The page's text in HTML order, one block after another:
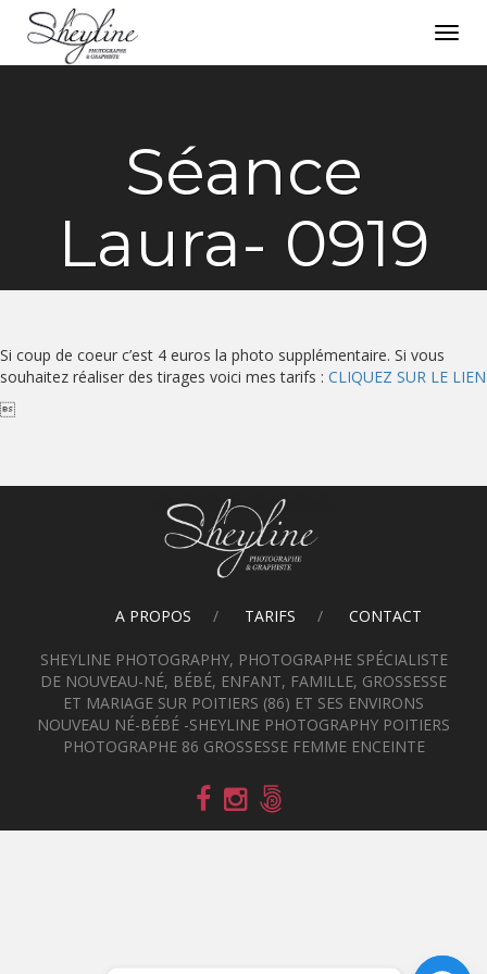
Séance
Laura- 0919
Si coup de coeur c’est 4 euros la photo supplémentaire. Si vous
souhaitez réaliser des tirages voici mes tarifs : CLIQUEZ SUR LE LIEN

A PROPOS TARIFS CONTACT
SHEYLINE PHOTOGRAPHY, PHOTOGRAPHE SPÉCIALISTE
DE NOUVEAU-NÉ, BÉBÉ, ENFANT, FAMILLE, GROSSESSE
ET MARIAGE SUR POITIERS (86) ET SES ENVIRONS
NOUVEAU NÉ-BÉBÉ -SHEYLINE PHOTOGRAPHY POITIERS
PHOTOGRAPHE 86 GROSSESSE FEMME ENCEINTE